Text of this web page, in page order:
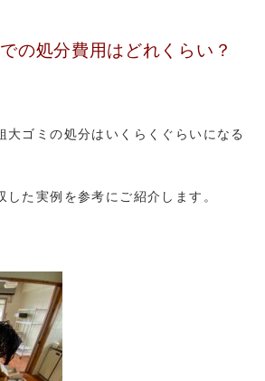
の処分費用はどれくらい？
大ゴミの処分はいくらくぐらいになる
た実例を参考にご紹介します。